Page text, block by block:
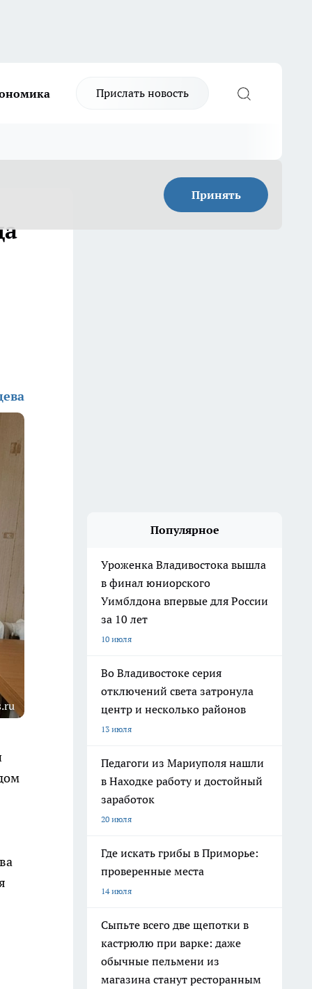
Прислать новость
Принять
Популярное
Уроженка Владивостока вышла
в финал юниорского
Уимблдона впервые для России
за 10 лет
10 июля
Во Владивостоке серия
отключений света затронула
центр и несколько районов
13 июля
Педагоги из Мариуполя нашли
в Находке работу и достойный
заработок
20 июля
Где искать грибы в Приморье:
проверенные места
14 июля
Сыпьте всего две щепотки в
кастрюлю при варке: даже
обычные пельмени из
магазина станут ресторанным